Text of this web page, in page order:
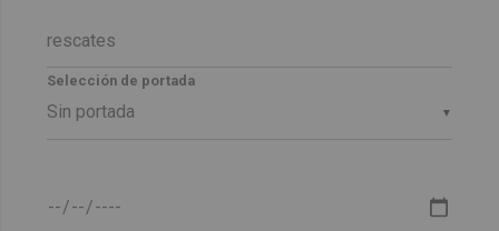
▼
Selección de portada